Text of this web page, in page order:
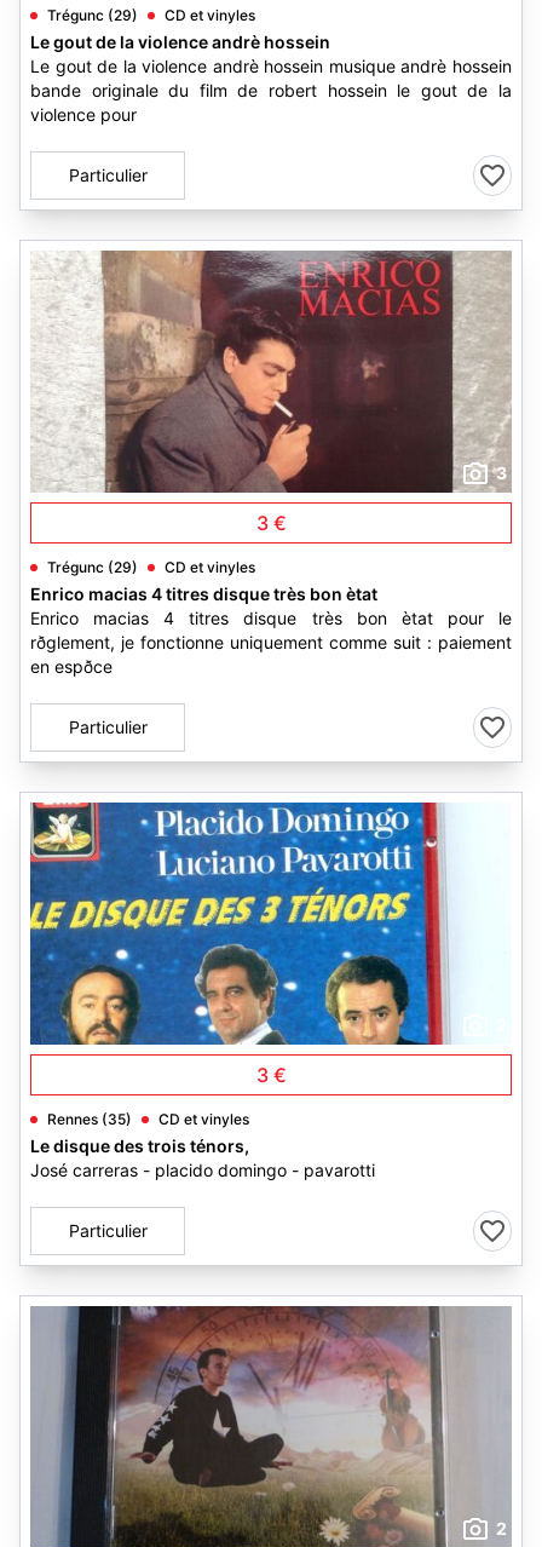
Trégunc (29) CD et vinyles
Le gout de la violence andrè hossein
Le gout de la violence andrè hossein musique andrè hossein
bande originale du film de robert hossein le gout de la
violence pour
Particulier
3
3 €
Trégunc (29) CD et vinyles
Enrico macias 4 titres disque très bon ètat
Enrico macias 4 titres disque très bon ètat pour le
rðglement, je fonctionne uniquement comme suit : paiement
en espðce
Particulier
3 €
Rennes (35) CD et vinyles
Le disque des trois ténors,
José carreras - placido domingo - pavarotti
Particulier
2